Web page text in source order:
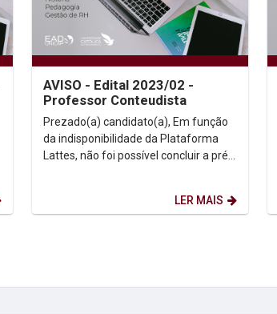
AVISO - Edital 2023/02 -
Professor Conteudista
Prezado(a) candidato(a), Em função
da indisponibilidade da Plataforma
Lattes, não foi possível concluir a pré-
LER MAIS